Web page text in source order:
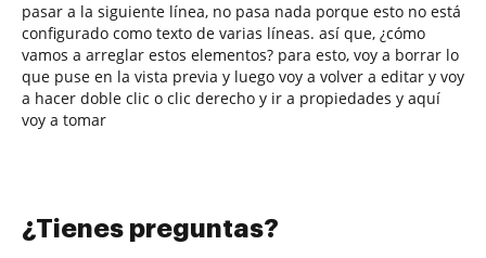
pasar a la siguiente línea, no pasa nada porque esto no está
configurado como texto de varias líneas. así que, ¿cómo
vamos a arreglar estos elementos? para esto, voy a borrar lo
que puse en la vista previa y luego voy a volver a editar y voy
a hacer doble clic o clic derecho y ir a propiedades y aquí
voy a tomar
¿Tienes preguntas?